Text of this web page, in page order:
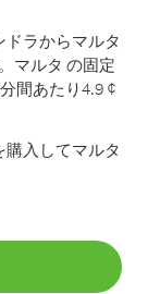
ラからマルタ
マルタ の固定
間あたり4.9 ¢
入してマルタ